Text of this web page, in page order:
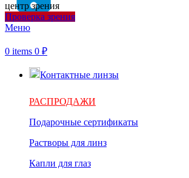
центр зрения
Проверка зрения
Меню
0 items 0 ₽
Контактные линзы
РАСПРОДАЖИ
Подарочные сертификаты
Растворы для линз
Капли для глаз